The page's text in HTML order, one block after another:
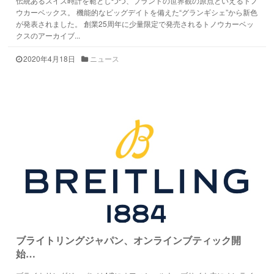
ウカーベックス。 機能的なビッグデイトを備えた“グランギシェ”から新色
が発表されました。 創業25周年に少量限定で発売されるトノウカーベッ
クスのアーカイブ...
2020年4月18日 ニュース
ブライトリングジャパン、オンラインブティック開
始…